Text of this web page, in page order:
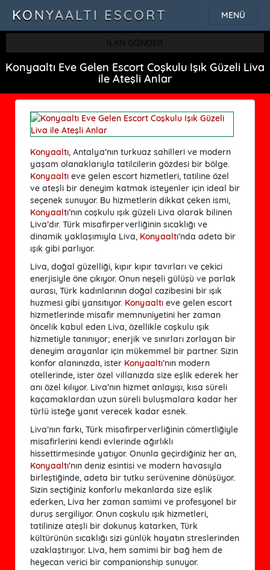
MENÜ
KONYAALTI ESCORT
İLAN GÖNDER
Konyaaltı Eve Gelen Escort Coşkulu Işık Güzeli Liva
ile Ateşli Anlar
Konyaaltı, Antalya’nın turkuaz sahilleri ve modern
yaşam olanaklarıyla tatilcilerin gözdesi bir bölge.
Konyaaltı eve gelen escort hizmetleri, tatiline özel
ve ateşli bir deneyim katmak isteyenler için ideal bir
seçenek sunuyor. Bu hizmetlerin dikkat çeken ismi,
Konyaaltı’nın coşkulu ışık güzeli Liva olarak bilinen
Liva’dır. Türk misafirperverliğinin sıcaklığı ve
dinamik yaklaşımıyla Liva, Konyaaltı’nda adeta bir
ışık gibi parlıyor.
Liva, doğal güzelliği, kıpır kıpır tavırları ve çekici
enerjisiyle öne çıkıyor. Onun neşeli gülüşü ve parlak
aurası, Türk kadınlarının doğal cazibesini bir ışık
huzmesi gibi yansıtıyor. Konyaaltı eve gelen escort
hizmetlerinde misafir memnuniyetini her zaman
öncelik kabul eden Liva, özellikle coşkulu ışık
hizmetiyle tanınıyor; enerjik ve sınırları zorlayan bir
deneyim arayanlar için mükemmel bir partner. Sizin
konfor alanınızda, ister Konyaaltı’nın modern
otellerinde, ister özel villanızda size eşlik ederek her
anı özel kılıyor. Liva’nın hizmet anlayışı, kısa süreli
kaçamaklardan uzun süreli buluşmalara kadar her
türlü isteğe yanıt verecek kadar esnek.
Liva’nın farkı, Türk misafirperverliğinin cömertliğiyle
misafirlerini kendi evlerinde ağırlıklı
hissettirmesinde yatıyor. Onunla geçirdiğiniz her an,
Konyaaltı’nın deniz esintisi ve modern havasıyla
birleştiğinde, adeta bir tutku serüvenine dönüşüyor.
Sizin seçtiğiniz konforlu mekanlarda size eşlik
ederken, Liva her zaman samimi ve profesyonel bir
duruş sergiliyor. Onun coşkulu ışık hizmetleri,
tatilinize ateşli bir dokunuş katarken, Türk
kültürünün sıcaklığı sizi günlük hayatın streslerinden
uzaklaştırıyor. Liva, hem samimi bir bağ hem de
heyecan verici bir companionship sunuyor.